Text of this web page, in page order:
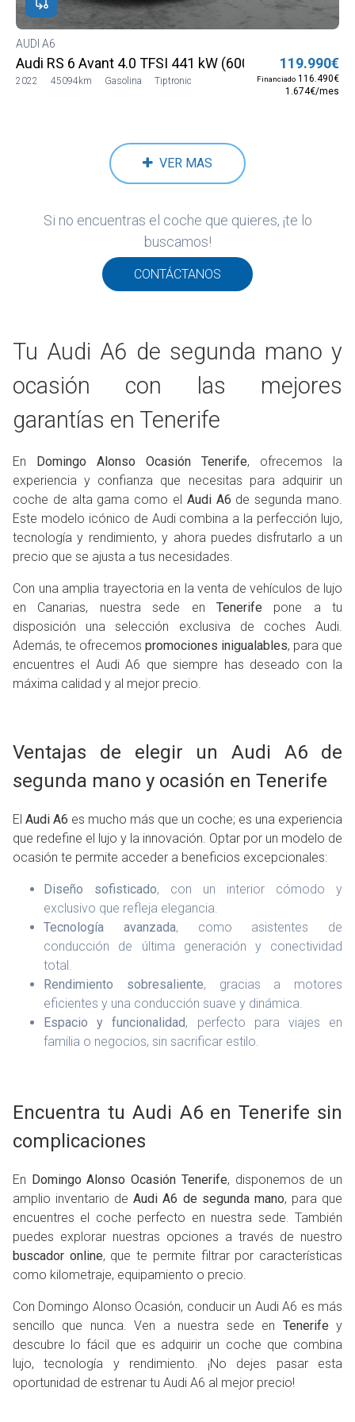
AUDI A6
Audi RS 6 Avant 4.0 TFSI 441 kW (600 CV) tiptronic
2022 45094km Gasolina Tiptronic
119.990€
Financiado 116.490€
1.674€/mes
VER MAS
Si no encuentras el coche que quieres, ¡te lo
buscamos!
CONTÁCTANOS
Tu Audi A6 de segunda mano y
ocasión con las mejores
garantías en Tenerife
En Domingo Alonso Ocasión Tenerife, ofrecemos la
experiencia y confianza que necesitas para adquirir un
coche de alta gama como el Audi A6 de segunda mano.
Este modelo icónico de Audi combina a la perfección lujo,
tecnología y rendimiento, y ahora puedes disfrutarlo a un
precio que se ajusta a tus necesidades.
Con una amplia trayectoria en la venta de vehículos de lujo
en Canarias, nuestra sede en Tenerife pone a tu
disposición una selección exclusiva de coches Audi.
Además, te ofrecemos promociones inigualables, para que
encuentres el Audi A6 que siempre has deseado con la
máxima calidad y al mejor precio.
Ventajas de elegir un Audi A6 de
segunda mano y ocasión en Tenerife
El Audi A6 es mucho más que un coche; es una experiencia
que redefine el lujo y la innovación. Optar por un modelo de
ocasión te permite acceder a beneficios excepcionales:
Diseño sofisticado, con un interior cómodo y
exclusivo que refleja elegancia.
Tecnología avanzada, como asistentes de
conducción de última generación y conectividad
total.
Rendimiento sobresaliente, gracias a motores
eficientes y una conducción suave y dinámica.
Espacio y funcionalidad, perfecto para viajes en
familia o negocios, sin sacrificar estilo.
Encuentra tu Audi A6 en Tenerife sin
complicaciones
En Domingo Alonso Ocasión Tenerife, disponemos de un
amplio inventario deAudi A6 de segunda mano, para que
encuentres el coche perfecto en nuestra sede. También
puedes explorar nuestras opciones a través de nuestro
buscador online, que te permite filtrar por características
como kilometraje, equipamiento o precio.
Con Domingo Alonso Ocasión, conducir un Audi A6 es más
sencillo que nunca. Ven a nuestra sede en Tenerife y
descubre lo fácil que es adquirir un coche que combina
lujo, tecnología y rendimiento. ¡No dejes pasar esta
oportunidad de estrenar tu Audi A6 al mejor precio!